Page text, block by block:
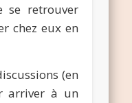
se retrouver
chez eux en
(en
arriver à un